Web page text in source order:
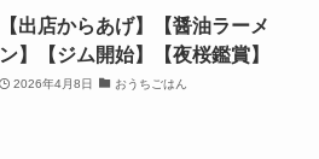
【出店からあげ】【醤油ラーメ
ン】【ジム開始】【夜桜鑑賞】
2026年4月8日 おうちごはん